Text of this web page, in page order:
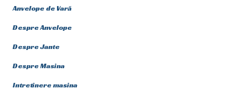
Anvelope de Vară
Despre Anvelope
Despre Jante
Despre Masina
Intretinere masina